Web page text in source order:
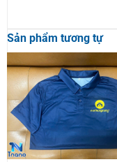
Sản phẩm tương tự